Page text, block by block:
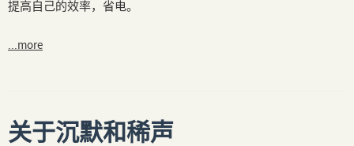
提高自己的效率，省电。
...more
关于沉默和稀声